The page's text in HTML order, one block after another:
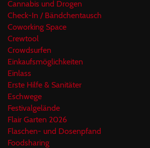
Cannabis und Drogen
Check-In / Bändchentausch
Coworking Space
Crewtool
Crowdsurfen
Einkaufsmöglichkeiten
Einlass
Erste Hilfe & Sanitäter
Eschwege
Festivalgelände
Flair Garten 2026
Flaschen- und Dosenpfand
Foodsharing